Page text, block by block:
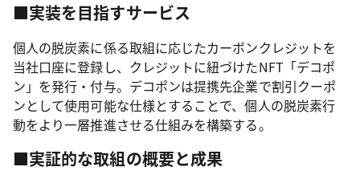
■実装を目指すサービス
個人の脱炭素に係る取組に応じたカーボンクレジットを
当社口座に登録し、クレジットに紐づけたNFT「デコポ
ン」を発行・付与。デコポンは提携先企業で割引クーポ
ンとして使用可能な仕様とすることで、個人の脱炭素行
動をより一層推進させる仕組みを構築する。
■実証的な取組の概要と成果